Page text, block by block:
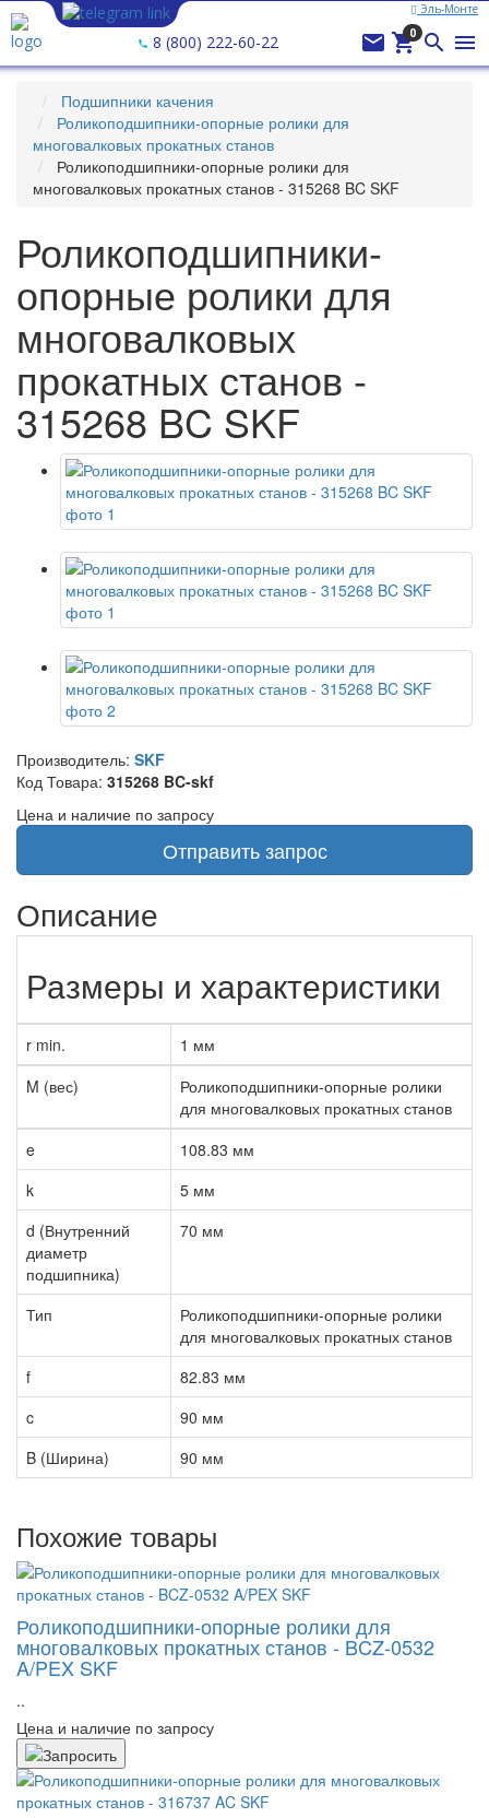
Эль-Монте
Ваш город —Эль-Монте
8 (800) 222-60-22  
0  
Подшипники качения
Роликоподшипники-опорные ролики для
многовалковых прокатных станов
Роликоподшипники-опорные ролики для
многовалковых прокатных станов - 315268 BC SKF
Роликоподшипники-
опорные ролики для
многовалковых
прокатных станов -
315268 BC SKF
Производитель: SKF
Код Товара: 315268 BC-skf
Цена и наличие по запросу
Отправить запрос
Описание
Размеры и характеристики
r min.
1 мм
M (вес)
Роликоподшипники-опорные ролики
для многовалковых прокатных станов
e
108.83 мм
k
5 мм
d (Внутренний
диаметр
подшипника)
70 мм
Тип
Роликоподшипники-опорные ролики
для многовалковых прокатных станов
f
82.83 мм
c
90 мм
B (Ширина)
90 мм
Похожие товары
Роликоподшипники-опорные ролики для
многовалковых прокатных станов - BCZ-0532
A/PEX SKF
..
Цена и наличие по запросу